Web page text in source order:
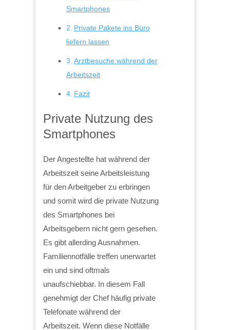
Smartphones
Private Pakete ins Büro
liefern lassen
Arztbesuche während der
Arbeitszeit
Fazit
Private Nutzung des
Smartphones
Der Angestellte hat während der
Arbeitszeit seine Arbeitsleistung
für den Arbeitgeber zu erbringen
und somit wird die private Nutzung
des Smartphones bei
Arbeitsgebern nicht gern gesehen.
Es gibt allerding Ausnahmen.
Familiennotfälle treffen unerwartet
ein und sind oftmals
unaufschiebbar. In diesem Fall
genehmigt der Chef häufig private
Telefonate während der
Arbeitszeit. Wenn diese Notfälle